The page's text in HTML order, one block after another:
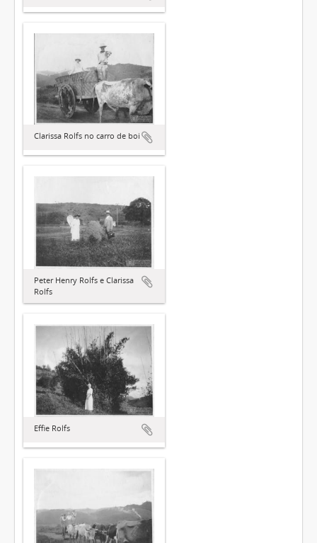
Clarissa Rolfs no carro de boi
Peter Henry Rolfs e Clarissa
Rolfs
Effie Rolfs